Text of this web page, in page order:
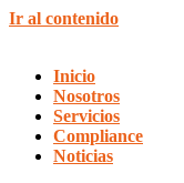
Ir al contenido
Inicio
Nosotros
Servicios
Compliance
Noticias